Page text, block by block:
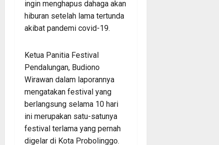
ingin menghapus dahaga akan
hiburan setelah lama tertunda
akibat pandemi covid-19.
Ketua Panitia Festival
Pendalungan, Budiono
Wirawan dalam laporannya
mengatakan festival yang
berlangsung selama 10 hari
ini merupakan satu-satunya
festival terlama yang pernah
digelar di Kota Probolinggo.